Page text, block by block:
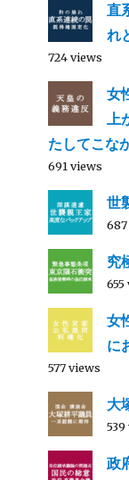
直
れ
724 views
女
上
たしてこな
691 views
世
究
655
女
に
577 views
大
政